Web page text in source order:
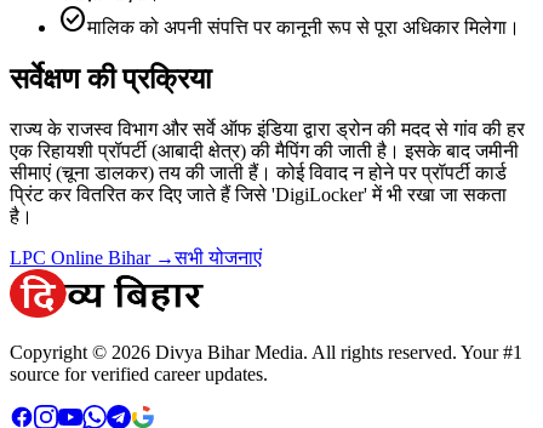
check_circleमालिक को अपनी संपत्ति पर कानूनी रूप से पूरा अधिकार मिलेगा।
सर्वेक्षण की प्रक्रिया
राज्य के राजस्व विभाग और सर्वे ऑफ इंडिया द्वारा ड्रोन की मदद से गांव की हर
एक रिहायशी प्रॉपर्टी (आबादी क्षेत्र) की मैपिंग की जाती है। इसके बाद जमीनी
सीमाएं (चूना डालकर) तय की जाती हैं। कोई विवाद न होने पर प्रॉपर्टी कार्ड
प्रिंट कर वितरित कर दिए जाते हैं जिसे 'DigiLocker' में भी रखा जा सकता
है।
LPC Online Bihar →सभी योजनाएं
Copyright © 2026 Divya Bihar Media. All rights reserved. Your #1
source for verified career updates.